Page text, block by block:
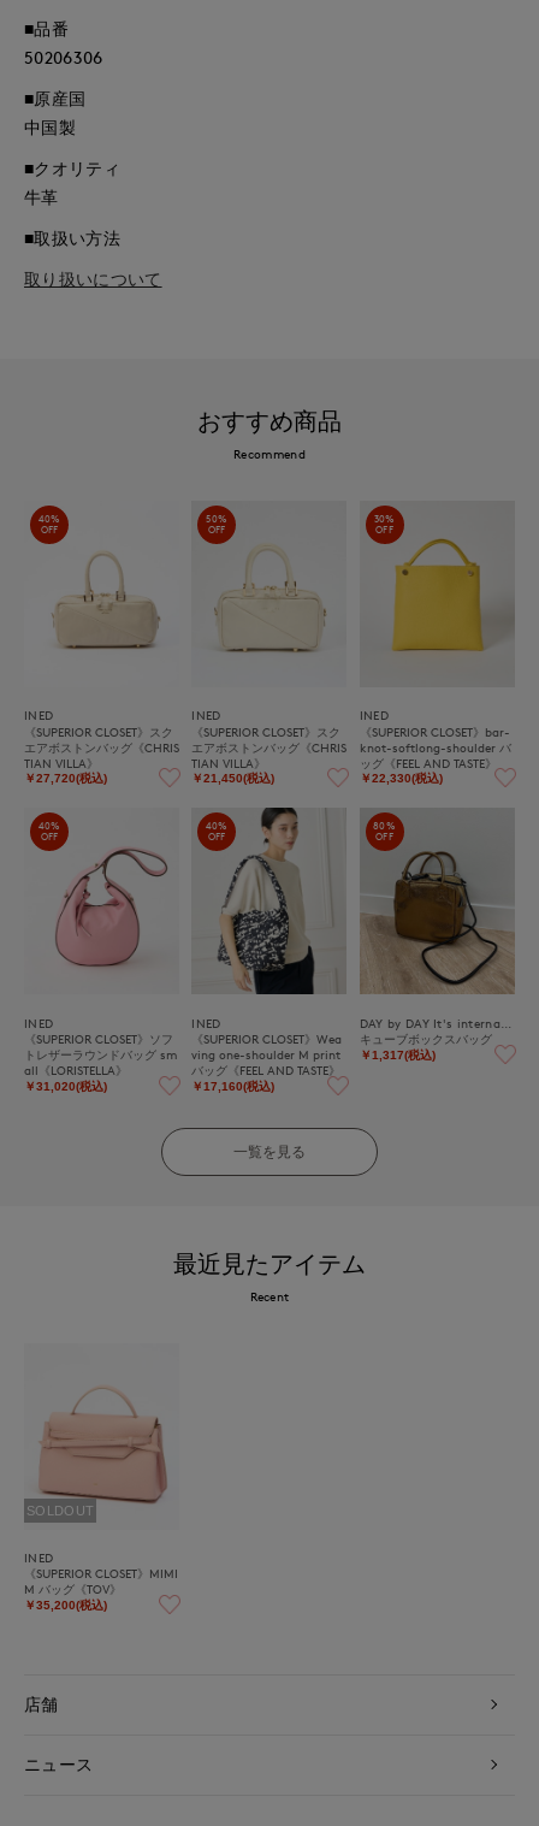
■品番
50206306
■原産国
中国製
■クオリティ
牛革
■取扱い方法
取り扱いについて
おすすめ商品
Recommend
40%
OFF
INED
《SUPERIOR CLOSET》スク
エアボストンバッグ《CHRIS
TIAN VILLA》
￥27,720(税込)
50%
OFF
INED
《SUPERIOR CLOSET》スク
エアボストンバッグ《CHRIS
TIAN VILLA》
￥21,450(税込)
30%
OFF
INED
《SUPERIOR CLOSET》bar-
knot-softlong-shoulder バ
ッグ《FEEL AND TASTE》
￥22,330(税込)
40%
OFF
INED
《SUPERIOR CLOSET》ソフ
トレザーラウンドバッグ sm
all《LORISTELLA》
￥31,020(税込)
40%
OFF
INED
《SUPERIOR CLOSET》Wea
ving one-shoulder M print
バッグ《FEEL AND TASTE》
￥17,160(税込)
80%
OFF
キューブボックスバッグ
￥1,317(税込)
一覧を見る
最近見たアイテム
Recent
SOLDOUT
INED
《SUPERIOR CLOSET》MIMI
M バッグ《TOV》
￥35,200(税込)
店舗
ニュース